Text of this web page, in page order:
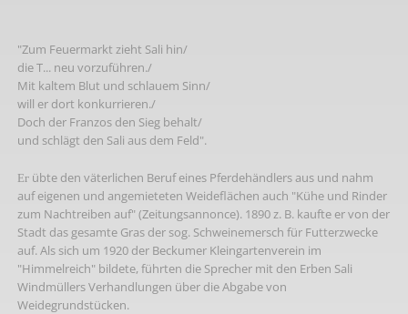
"Zum Feuermarkt zieht Sali hin/
die T... neu vorzuführen./
Mit kaltem Blut und schlauem Sinn/
will er dort konkurrieren./
Doch der Franzos den Sieg behalt/
und schlägt den Sali aus dem Feld".
Ег übte den väterlichen Beruf eines Pferdehändlers aus und nahm
auf eigenen und angemieteten Weideflächen auch "Kühe und Rinder
zum Nachtreiben auf" (Zeitungsannonce). 1890 z. B. kaufte er von der
Stadt das gesamte Gras der sog. Schweinemersch für Futterzwecke
auf. Als sich um 1920 der Beckumer Kleingartenverein im
"Himmelreich" bildete, führten die Sprecher mit den Erben Sali
Windmüllers Verhandlungen über die Abgabe von
Weidegrundstücken.